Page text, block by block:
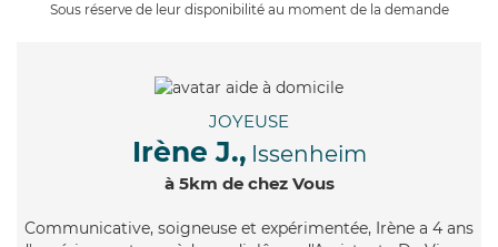
Sous réserve de leur disponibilité au moment de la demande
JOYEUSE
Irène J., Issenheim
à 5km de chez Vous
Communicative, soigneuse et expérimentée, Irène a 4 ans